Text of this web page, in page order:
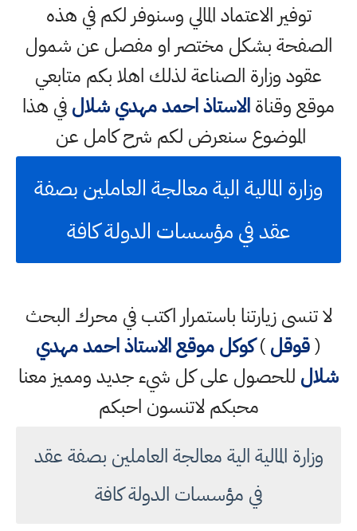
توفير الاعتماد المالي وسنوفر لكم في هذه
الصفحة بشكل مختصر او مفصل عن شمول
عقود وزارة الصناعة لذلك اهلا بكم متابعي
موقع وقناةالاستاذ احمد مهدي شلالفي هذا
الموضوع سنعرض لكم شرح كامل عن
وزارة المالية الية معالجة العاملين بصفة
عقد في مؤسسات الدولة كافة
لا تنسى زيارتنا باستمرار اكتب في محرك البحث
(قوقل)كوكلموقع الاستاذ احمد مهدي
شلال للحصول على كل شيء جديد ومميز معنا
محبكم لاتنسون احبكم
وزارة المالية الية معالجة العاملين بصفة عقد
في مؤسسات الدولة كافة